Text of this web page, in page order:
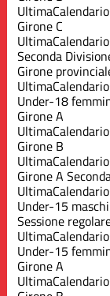
UltimaCalendario
Girone C
UltimaCalendario
Seconda
Girone
UltimaCalendario
Under-18
Girone A
UltimaCalendario
Girone B
UltimaCalendario
Girone A
UltimaCalendario
Under-15
Sessione
UltimaCalendario
Under-15
Girone A
UltimaCalendario